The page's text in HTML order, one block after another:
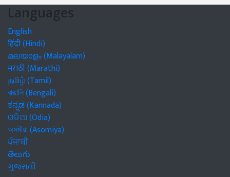
Languages
English
हिंदी (Hindi)
മലയാളം (Malayalam)
मराठी (Marathi)
தமிழ் (Tamil)
বাঙালি (Bengali)
ಕನ್ನಡ (Kannada)
ଓଡିଆ (Odia)
অসমীয়া (Asomiya)
ਪੰਜਾਬੀ
తెలుగు
ગુજરાતી